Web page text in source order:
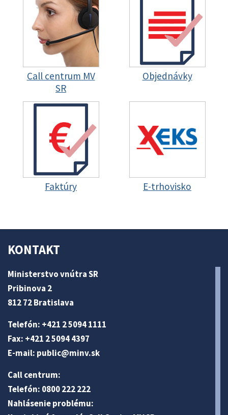
Call centrum MV
SR
Objednávky
Faktúry E-trhovisko
KONTAKT
Ministerstvo vnútra SR
Pribinova 2
812 72 Bratislava
Telefón: +421 2 5094 1111
Fax: +421 2 5094 4397
E-mail: public@minv.sk
Call centrum:
Telefón: 0800 222 222
Nahlásenie problému: